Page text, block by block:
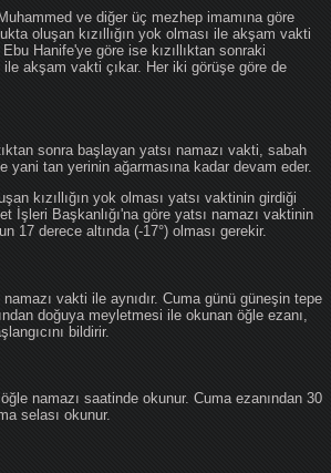
ve diğer üç mezhep imamına göre
oluşan kızıllığın yok olması ile akşam vakti
Hanife'ye göre ise kızıllıktan sonraki
ile akşam vakti çıkar. Her iki görüşe göre de
sonra başlayan yatsı namazı vakti, sabah
yani tan yerinin ağarmasına kadar devam eder.
kızıllığın yok olması yatsı vaktinin girdiği
İşleri Başkanlığı'na göre yatsı namazı vaktinin
17 derece altında (-17°) olması gerekir.
vakti ile aynıdır. Cuma günü güneşin tepe
doğuya meyletmesi ile okunan öğle ezanı,
bildirir.
namazı saatinde okunur. Cuma ezanından 30
selası okunur.